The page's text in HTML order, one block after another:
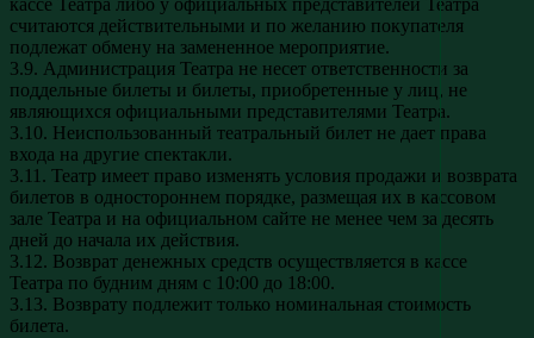
кассе Театра либо у официальных представителей Театра
считаются действительными и по желанию покупателя
подлежат обмену на замененное мероприятие.
3.9. Администрация Театра не несет ответственности за
поддельные билеты и билеты, приобретенные у лиц, не
являющихся официальными представителями Театра.
3.10. Неиспользованный театральный билет не дает права
входа на другие спектакли.
3.11. Театр имеет право изменять условия продажи и возврата
билетов в одностороннем порядке, размещая их в кассовом
зале Театра и на официальном сайте не менее чем за десять
дней до начала их действия.
3.12. Возврат денежных средств осуществляется в кассе
Театра по будним дням с 10:00 до 18:00.
3.13. Возврату подлежит только номинальная стоимость
билета.